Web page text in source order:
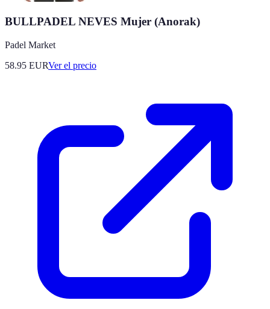
BULLPADEL NEVES Mujer (Anorak)
Padel Market
58.95 EURVer el precio